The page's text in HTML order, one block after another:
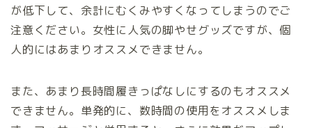
が低下して、余計にむくみやすくなってしまうのでご
注意ください。女性に人気の脚やせグッズですが、個
人的にはあまりオススメできません。
また、あまり長時間履きっぱなしにするのもオススメ
できません。単発的に、数時間の使用をオススメしま